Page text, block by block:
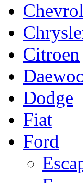
Citroen
Dodge
Fiat
Ford